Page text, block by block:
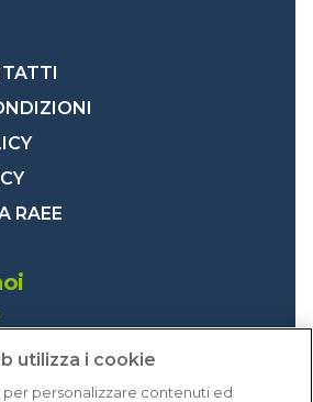
RAEE
utilizza i cookie
personalizzare contenuti ed